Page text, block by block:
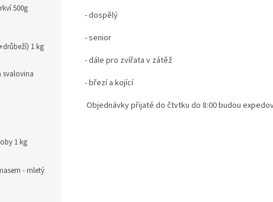
500g
1 kg
svalovina
1 kg
- mletý
- dospělý
- senior
- dále pro zvířata v zátěž
- březí a kojící
Objednávky přijaté do čtvtku do 8:00 budou